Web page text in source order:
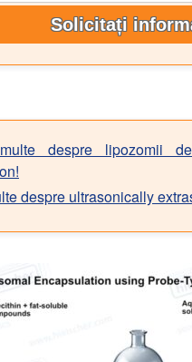
Solicitați
despre lipozomii
despre ultrasonically